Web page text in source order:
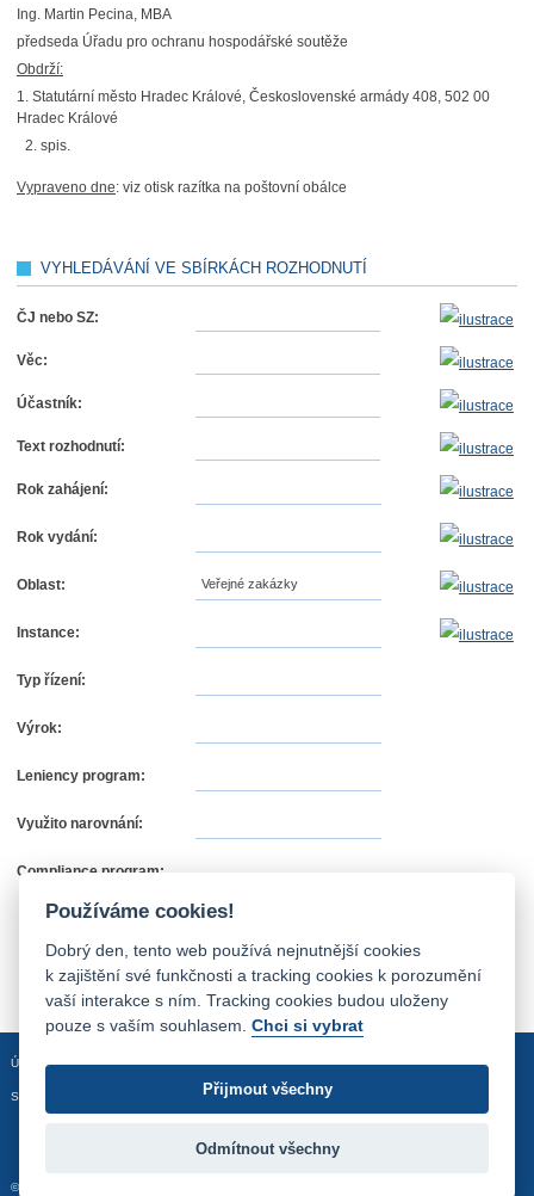
Ing. Martin Pecina, MBA
předseda Úřadu pro ochranu hospodářské soutěže
Obdrží:
1. Statutární město Hradec Králové, Československé armády 408, 502 00
Hradec Králové
spis.
Vypraveno dne: viz otisk razítka na poštovní obálce
VYHLEDÁVÁNÍ VE SBÍRKÁCH ROZHODNUTÍ
ČJ nebo SZ:
Věc:
Účastník:
Text rozhodnutí:
Rok zahájení:
Rok vydání:
Oblast: Veřejné zakázky
Instance:
Typ řízení:
Výrok:
Leniency program:
Využito narovnání:
Compliance program:
Úvodní stránka Mapa stránek Prohlášení o přístupnosti
Sledujte nás:
© 2012 - 2026 Úřad pro ochranu hospodářské soutěže
Používáme cookies!
Dobrý den, tento web používá nejnutnější cookies
k zajištění své funkčnosti a tracking cookies k porozumění
vaší interakce s ním. Tracking cookies budou uloženy
pouze s vaším souhlasem.Chci si vybrat
Přijmout všechny
Odmítnout všechny